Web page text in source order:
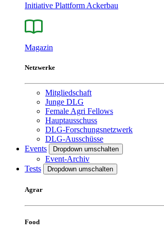
Initiative Plattform Ackerbau
Magazin
Netzwerke
Mitgliedschaft
Junge DLG
Female Agri Fellows
Hauptausschuss
DLG-Forschungsnetzwerk
DLG-Ausschüsse
Events
Dropdown umschalten
Event-Archiv
Tests
Dropdown umschalten
Agrar
Food